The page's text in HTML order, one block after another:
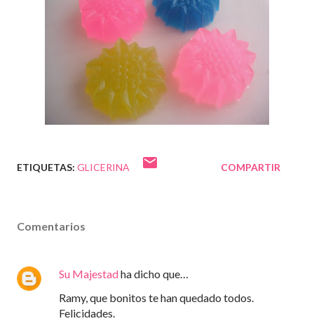
ETIQUETAS: GLICERINA COMPARTIR
Comentarios
Su Majestadha dicho que…
Ramy, que bonitos te han quedado todos.
Felicidades.